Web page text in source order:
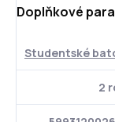
Doplňkové
Studentské
2